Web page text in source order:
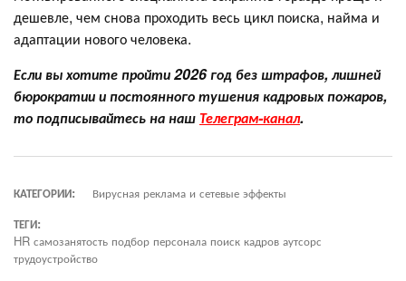
дешевле, чем снова проходить весь цикл поиска, найма и
адаптации нового человека.
Если вы хотите пройти 2026 год без штрафов, лишней
бюрократии и постоянного тушения кадровых пожаров,
то подписывайтесь на наш Телеграм-канал.
КАТЕГОРИИ:
Вирусная реклама и сетевые эффекты
ТЕГИ:
HR самозанятость подбор персонала поиск кадров аутсорс
трудоустройство